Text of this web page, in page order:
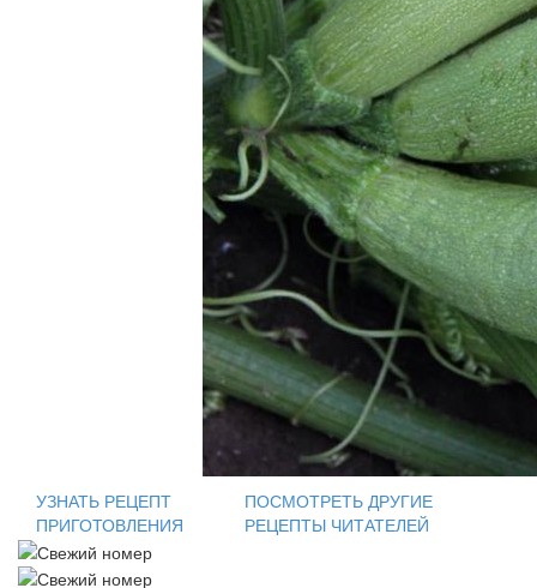
УЗНАТЬ РЕЦЕПТ
ПРИГОТОВЛЕНИЯ
ПОСМОТРЕТЬ ДРУГИЕ
РЕЦЕПТЫ ЧИТАТЕЛЕЙ